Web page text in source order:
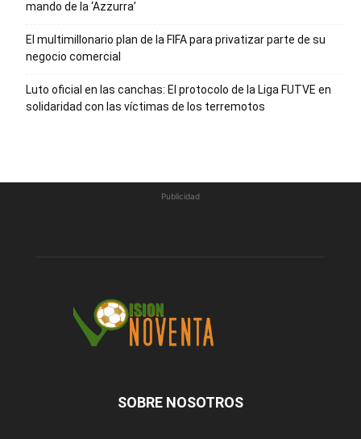
mando de la ‘Azzurra’
El multimillonario plan de la FIFA para privatizar parte de su
negocio comercial
Luto oficial en las canchas: El protocolo de la Liga FUTVE en
solidaridad con las víctimas de los terremotos
Publicidad
SOBRE NOSOTROS